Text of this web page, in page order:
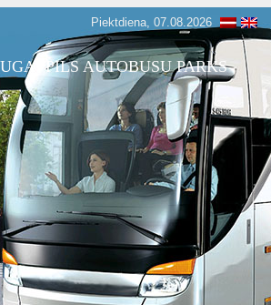
Piektdiena, 07.08.2026
AUTOBUSU PARKS